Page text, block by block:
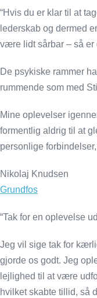
“Hvis du er klar til at
lederskab og dermed
være lidt sårbar – så er
De psykiske rammer
rummende som med
Mine oplevelser
formentlig aldrig til at
personlige
Nikolaj Knudsen
Grundfos
“Tak for en oplevelse
Jeg vil sige tak for
gjorde os godt. Jeg
lejlighed til at være
hvilket skabte tillid, så